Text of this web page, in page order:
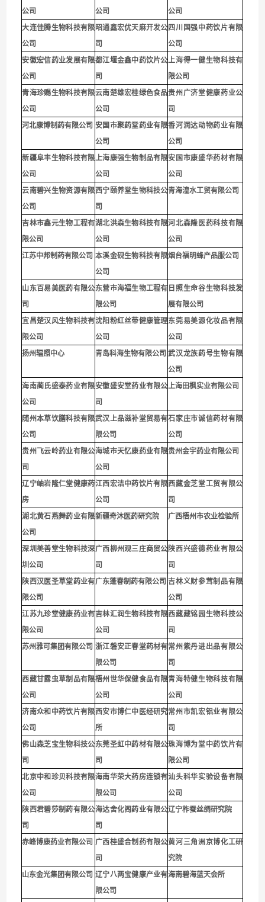
公司
公司
公司
大连佳腾生物科技有限
公司
昭通鑫宏优天麻开发公
司
四川国强中药饮片有限
公司
安徽宏信药业发展有限
公司
都江堰金鑫中药饮片公
司
上海得一健生物科技有
限公司
青海珍赐生物科技有限
公司
云南楚雄宏桂绿色食品
公司
贵州广济堂健康药业公
司
河北康博制药有限公司 安国市聚药堂药业有限
公司
香河润达动物药业有限
公司
新疆阜丰生物科技有限
公司
上海康强生物制品有限
公司
安国市康盛华药材有限
公司
云南碧兴生物资源有限
公司
西宁颐养堂生物科技公
司
青海湟水工贸有限公司
吉林市鑫元生物工程有
限公司
湖北洪森生物科技有限
公司
河北森隆医药科技有限
公司
江苏中邦制药有限公司 本溪金砚生物科技有限
公司
烟台福明蜂产品服公司
山东百易美医药有限公
司
东营市海福生物工程有
限公司
日照生命谷生物科技发
展有限公司
宜昌楚汉风生物科技有
限公司
沈阳粉红丝带健康管理
公司
东莞易美源化妆品有限
公司
扬州辐照中心
青岛科海生物有限公司 武汉龙族药号生物有限
公司
海南蔺氏盛泰药业有限
公司
安徽盛安堂药业有限公
司
上海田枫实业有限公司
随州本草饮膳科技有限
公司
武汉上品滋补堂贸易有
限公司
石家庄市诚信药材有限
公司
贵州飞云岭药业有限公
司
海城市天忆康药业有限
公司
贵州金宇药业有限公司
辽宁岫岩隆仁堂健康药
房
江西宏洁中药饮片有限
公司
西藏金芝堂工贸有限公
司
湖北黄石燕舞药业有限
公司
新疆奇沐医药研究院 广西梧州市农业检验所
深圳 美善堂生物科技深
圳公司
广西柳州观三庄商贸公
司
陕西兴盛德药业有限公
司
陕西汉医圣草堂药业有
限公司
广东蓬春制药有限公司 吉林义财参茸制品有限
公司
江苏九珍堂健康药业有
限公司
吉林汇润生物科技有限
公司
西藏藏铭园生物科技公
司
苏州雅可集团有限公司 浙江磐安正春堂药材有
限公司
常州紫丹进出品有限公
司
西藏甘露虫草制品有限
公司
梧州世华保健食品有限
公司
青海特健生物科技有限
公司
济南众和中药饮片有限
公司
西安市博仁中医经研究
所
常州市凯宏铝业有限公
司
佛山森芝宝生物科技公
司
东莞圣虹中药材有限公
司
珠海博为堂中药饮片有
限公司
北京中和珍贝科技有限
公司
海南华荣大药房连锁有
限公司
汕头科华实验设备有限
公司
陕西君碧莎制药有限公
司
海达舍化阁药业有限公
司
辽宁柞蚕丝绸研究院
赤峰博康药业有限公司 广西桂盛合制药有限公
司
黄河三角洲京博化工研
究院
山东金光集团有限公司 辽宁八两宝健康产业有
限公司
海南碧海蓝天会所